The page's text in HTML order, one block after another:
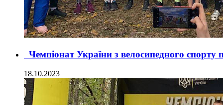
Чемпіонат України з велосипедного
18.10.2023